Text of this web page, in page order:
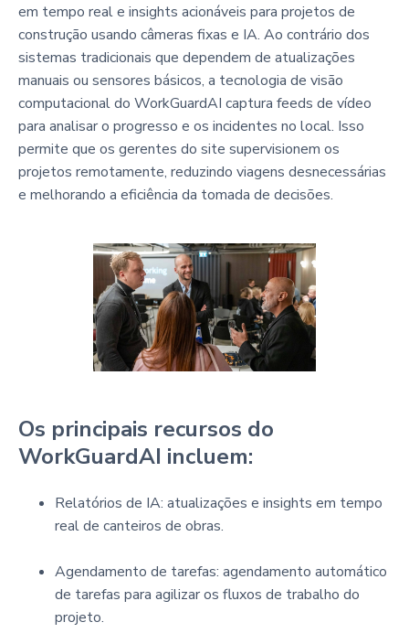
em tempo real e insights acionáveis para projetos de
construção usando câmeras fixas e IA. Ao contrário dos
sistemas tradicionais que dependem de atualizações
manuais ou sensores básicos, a tecnologia de visão
computacional do WorkGuardAI captura feeds de vídeo
para analisar o progresso e os incidentes no local. Isso
permite que os gerentes do site supervisionem os
projetos remotamente, reduzindo viagens desnecessárias
e melhorando a eficiência da tomada de decisões.
Os principais recursos do
WorkGuardAI incluem:
Relatórios de IA: atualizações e insights em tempo
real de canteiros de obras.
Agendamento de tarefas: agendamento automático
de tarefas para agilizar os fluxos de trabalho do
projeto.